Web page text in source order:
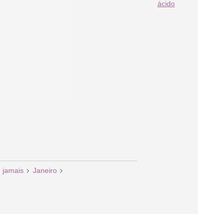
jamais Janeiro
ácido